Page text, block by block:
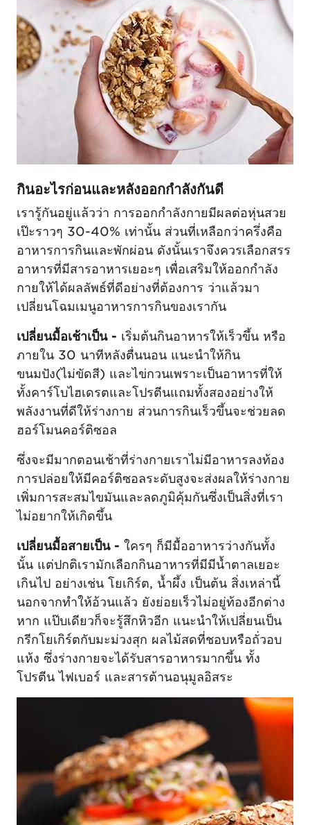
กินอะไรก่อนและหลังออกกำลังกันดี
เรารู้กันอยู่แล้วว่า การออกกำลังกายมีผลต่อหุ่นสวย
เป๊ะราวๆ 30-40% เท่านั้น ส่วนที่เหลือกว่าครึ่งคือ
อาหารการกินและพักผ่อน ดังนั้นเราจึงควรเลือกสรร
อาหารที่มีสารอาหารเยอะๆ เพื่อเสริมให้ออกกำลัง
กายให้ได้ผลลัพธ์ที่ดีอย่างที่ต้องการ ว่าแล้วมา
เปลี่ยนโฉมเมนูอาหารการกินของเรากัน
เปลี่ยนมื้อเช้าเป็น - เริ่มต้นกินอาหารให้เร็วขึ้น หรือ
ภายใน 30 นาทีหลังตื่นนอน แนะนำให้กิน
ขนมปัง(ไม่ขัดสี) และไข่กวนเพราะเป็นอาหารที่ให้
ทั้งคาร์โบไฮเดรตและโปรตีนแถมทั้งสองอย่างให้
พลังงานที่ดีให้ร่างกาย ส่วนการกินเร็วขึ้นจะช่วยลด
ฮอร์โมนคอร์ติซอล
ซึ่งจะมีมากตอนเช้าที่ร่างกายเราไม่มีอาหารลงท้อง
การปล่อยให้มีคอร์ติซอลระดับสูงจะส่งผลให้ร่างกาย
เพิ่มการสะสมไขมันและลดภูมิคุ้มกันซึ่งเป็นสิ่งที่เรา
ไม่อยากให้เกิดขึ้น
เปลี่ยนมื้อสายเป็น - ใครๆ ก็มีมื้ออาหารว่างกันทั้ง
นั้น แต่ปกติเรามักเลือกกินอาหารที่มีมีน้ำตาลเยอะ
เกินไป อย่างเช่น โยเกิร์ต, น้ำผึ้ง เป็นต้น สิ่งเหล่านี้
นอกจากทำให้อ้วนแล้ว ยังย่อยเร็วไม่อยู่ท้องอีกต่าง
หาก แป๊บเดียวก็จะรู้สึกหิวอีก แนะนำให้เปลี่ยนเป็น
กรีกโยเกิร์ตกับมะม่วงสุก ผลไม้สดที่ชอบหรือถั่วอบ
แห้ง ซึ่งร่างกายจะได้รับสารอาหารมากขึ้น ทั้ง
โปรตีน ไฟเบอร์ และสารต้านอนุมูลอิสระ